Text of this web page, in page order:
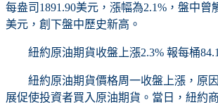
每盎司1891.90美元，漲幅為2.1%，盤中曾
美元，創下盤中歷史新高。
紐約原油期貨收盤上漲2.3% 報每桶
紐約原油期貨價格周一收盤上漲，原
展促使投資者買入原油期貨。當日，紐約